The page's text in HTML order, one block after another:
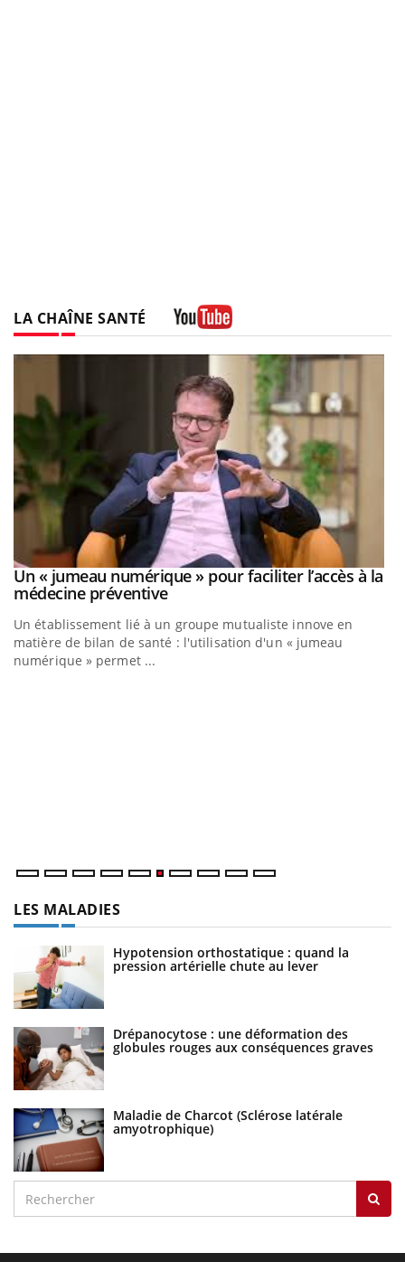
LA CHAÎNE SANTÉ
Youtube
Un « jumeau numérique » pour faciliter l’accès à la
médecine préventiveYoutube
Un établissement lié à un groupe mutualiste innove en
matière de bilan de santé : l'utilisation d'un « jumeau
numérique » permet ...
LES MALADIES
Hypotension orthostatique : quand la
pression artérielle chute au lever
Drépanocytose : une déformation des
globules rouges aux conséquences graves
Maladie de Charcot (Sclérose latérale
amyotrophique)